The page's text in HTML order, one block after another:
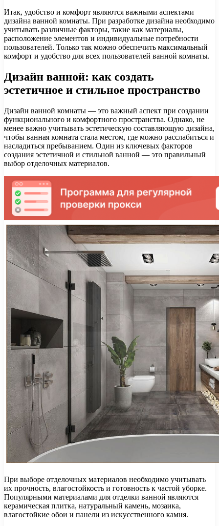
Итак, удобство и комфорт являются важными аспектами
дизайна ванной комнаты. При разработке дизайна необходимо
учитывать различные факторы, такие как материалы,
расположение элементов и индивидуальные потребности
пользователей. Только так можно обеспечить максимальный
комфорт и удобство для всех пользователей ванной комнаты.
Дизайн ванной: как создать
эстетичное и стильное пространство
Дизайн ванной комнаты — это важный аспект при создании
функционального и комфортного пространства. Однако, не
менее важно учитывать эстетическую составляющую дизайна,
чтобы ванная комната стала местом, где можно расслабиться и
насладиться пребыванием. Один из ключевых факторов
создания эстетичной и стильной ванной — это правильный
выбор отделочных материалов.
При выборе отделочных материалов необходимо учитывать
их прочность, влагостойкость и готовность к частой уборке.
Популярными материалами для отделки ванной являются
керамическая плитка, натуральный камень, мозаика,
влагостойкие обои и панели из искусственного камня.